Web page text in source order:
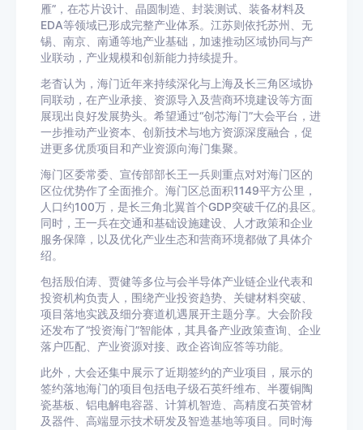
雁”，在芯片设计、晶圆制造、封装测试、装备材料及
EDA等领域已形成完整产业体系。江苏则依托苏州、无
锡、南京、南通等地产业基础，加速推动区域协同与产
业联动，产业规模和创新能力持续提升。
老杳认为，海门近年来持续深化与上海及长三角区域协
同联动，在产业承接、资源导入及营商环境建设等方面
展现出良好发展势头。希望通过“创芯海门”大会平台，进
一步推动产业资本、创新技术与地方资源深度融合，促
进更多优质项目和产业资源向海门集聚。
海门区委常委、宣传部部长王一兵则重点对对海门区的
区位优势作了全面推介。海门区总面积1149平方公里，
人口约100万，是长三角北翼首个GDP突破千亿的县区。
同时，王一兵在交通和基础设施建设、人才政策和企业
服务保障，以及优化产业生态和营商环境都做了具体介
绍。
包括殷伯涛、贾健等多位与会半导体产业链企业代表和
投资机构负责人，围绕产业投资趋势、关键材料突破、
项目落地实践及细分赛道机遇展开主题分享。大会阶段
还发布了“投资海门”智能体，其具备产业政策查询、企业
落户匹配、产业资源对接、政企咨询应答等功能。
此外，大会还集中展示了近期签约的产业项目，展示的
签约落地海门的项目包括电子级石英纤维布、半覆铜陶
瓷基板、铝电解电容器、计算机智造、高精度石英管材
及器件、高端显示技术研发及智造基地等项目。同时海